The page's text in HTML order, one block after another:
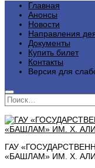
Главная
Анонсы
Новости
Направления
Документы
Купить билет
Контакты
Версия для
Найти:
ГАУ
«БАШЛАМ» ИМ. Х.